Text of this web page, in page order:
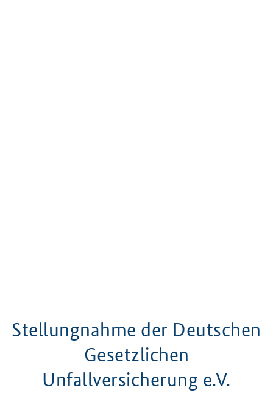
Stellungnahme der Deutschen
Gesetzlichen
Unfallversicherung e.V.